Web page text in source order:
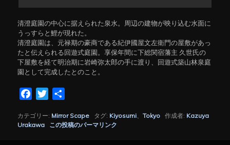
清澄庭園の中心に据えられた泉水。周辺の建物が映り込む水面に
うっすらと鯉が現れた。
清澄庭園は、元禄期の豪商である紀伊國屋文左衛門の屋敷があっ
たと伝えられる回遊式庭園。享保年間に下総関宿藩主 久世氏の
下屋敷を経て明治期に岩崎弥太郎の手に渡り、回遊式築山林泉庭
園として完成したとのこと。
FacebookTwitter
カテゴリー: Mirror Scape タグ: Kiyosumi 、Tokyo 作成者: Kazuya
Urakawa
この投稿のパーマリンク